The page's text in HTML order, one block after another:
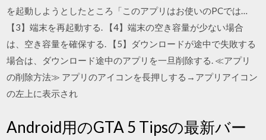
を起動しようとしたところ「このアプリはお使いのPCでは…
【3】端末を再起動する. 【4】端末の空き容量が少ない場合
は、空き容量を確保する. 【5】ダウンロードが途中で失敗する
場合は、ダウンロード途中のアプリを一旦削除する. ≪アプリ
の削除方法≫ アプリのアイコンを長押しする→アプリアイコン
の左上に表示され
Android用のGTA 5 Tipsの最新バー